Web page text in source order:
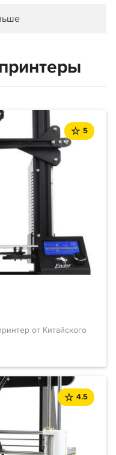
5
от Китайского
4.5